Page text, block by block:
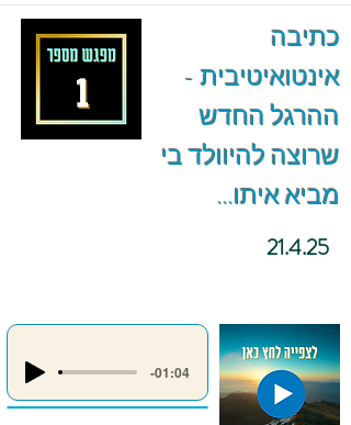
כתיבה
אינטואיטיבית -
ההרגל החדש
שרוצה להיוולד בי
מביא איתו...
21.4.25
-01:04